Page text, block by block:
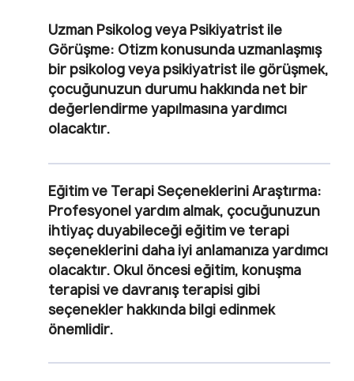
Uzman Psikolog veya Psikiyatrist ile
Görüşme: Otizm konusunda uzmanlaşmış
bir psikolog veya psikiyatrist ile görüşmek,
çocuğunuzun durumu hakkında net bir
değerlendirme yapılmasına yardımcı
olacaktır.
Eğitim ve Terapi Seçeneklerini Araştırma:
Profesyonel yardım almak, çocuğunuzun
ihtiyaç duyabileceği eğitim ve terapi
seçeneklerini daha iyi anlamanıza yardımcı
olacaktır. Okul öncesi eğitim, konuşma
terapisi ve davranış terapisi gibi
seçenekler hakkında bilgi edinmek
önemlidir.